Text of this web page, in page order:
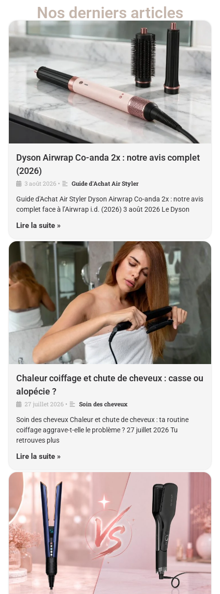
Nos derniers articles
Dyson Airwrap Co-anda 2x : notre avis complet
(2026)
3 août 2026 •
Guide d'Achat Air Styler
Guide d'Achat Air Styler Dyson Airwrap Co-anda 2x : notre avis
complet face à l’Airwrap i.d. (2026) 3 août 2026 Le Dyson
Lire la suite »
Chaleur coiffage et chute de cheveux : casse ou
alopécie ?
27 juillet 2026 •
Soin des cheveux
Soin des cheveux Chaleur et chute de cheveux : ta routine
coiffage aggrave-t-elle le problème ? 27 juillet 2026 Tu
retrouves plus
Lire la suite »